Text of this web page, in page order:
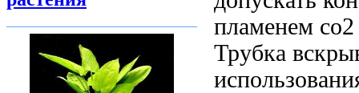
пламенем
Трубка